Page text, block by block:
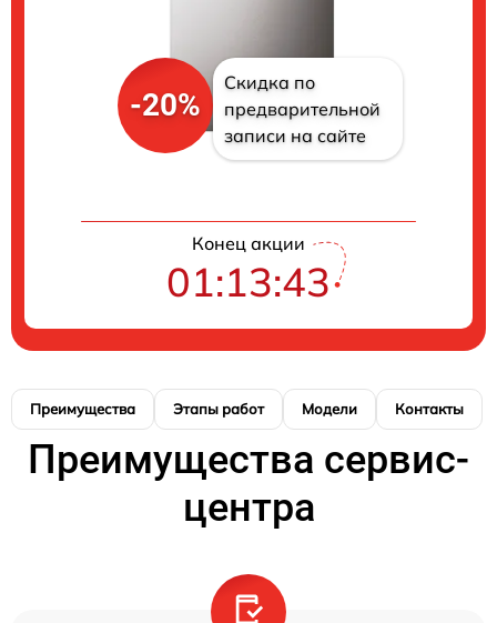
-20%
Скидка по
предварительной
записи на сайте
Конец акции
01:13:42
Преимущества Этапы работ Модели Контакты
Преимущества сервис-
центра